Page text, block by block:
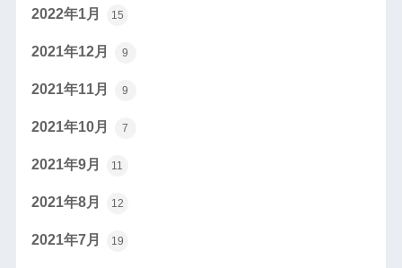
2022年1月 15
2021年12月 9
2021年11月 9
2021年10月 7
2021年9月 11
2021年8月 12
2021年7月 19